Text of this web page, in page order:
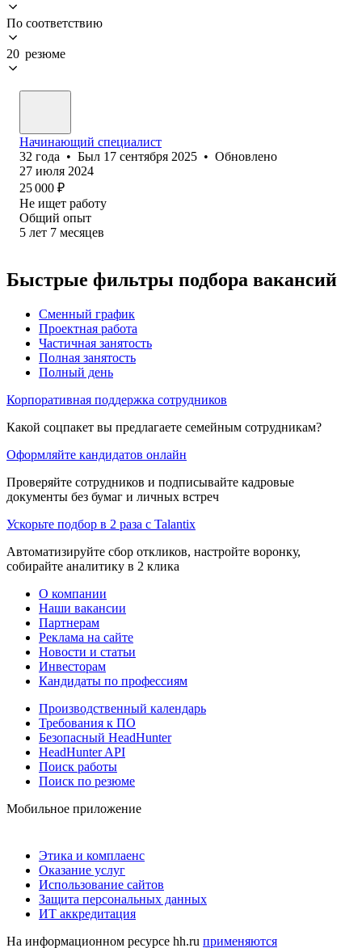
По соответствию
20 резюме
Начинающий специалист
32 года • Был 17 сентября 2025 • Обновлено
27 июля 2024
25 000 ₽
Не ищет работу
Общий опыт
5 лет 7 месяцев
Быстрые фильтры подбора вакансий
Сменный график
Проектная работа
Частичная занятость
Полная занятость
Полный день
Корпоративная поддержка сотрудников
Какой соцпакет вы предлагаете семейным сотрудникам?
Оформляйте кандидатов онлайн
Проверяйте сотрудников и подписывайте кадровые
документы без бумаг и личных встреч
Ускорьте подбор в 2 раза с Talantix
Автоматизируйте сбор откликов, настройте воронку,
собирайте аналитику в 2 клика
О компании
Наши вакансии
Партнерам
Реклама на сайте
Новости и статьи
Инвесторам
Кандидаты по профессиям
Производственный календарь
Требования к ПО
Безопасный HeadHunter
HeadHunter API
Поиск работы
Поиск по резюме
Мобильное приложение
Этика и комплаенс
Оказание услуг
Использование сайтов
Защита персональных данных
ИТ аккредитация
На информационном ресурсе hh.ru применяются